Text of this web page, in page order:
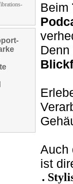
Beim
Auch
ist